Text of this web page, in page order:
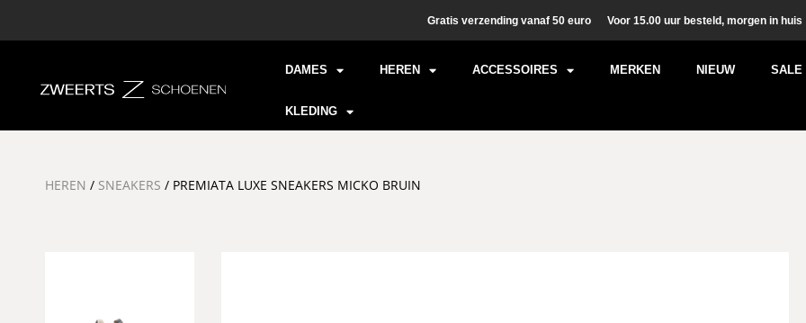
Gratis verzending vanaf 50 euro Voor 15.00 uur besteld, morgen in huis
DAMES HEREN ACCESSOIRES MERKEN NIEUW SALE
KLEDING
HEREN / SNEAKERS / PREMIATA LUXE SNEAKERS MICKO BRUIN